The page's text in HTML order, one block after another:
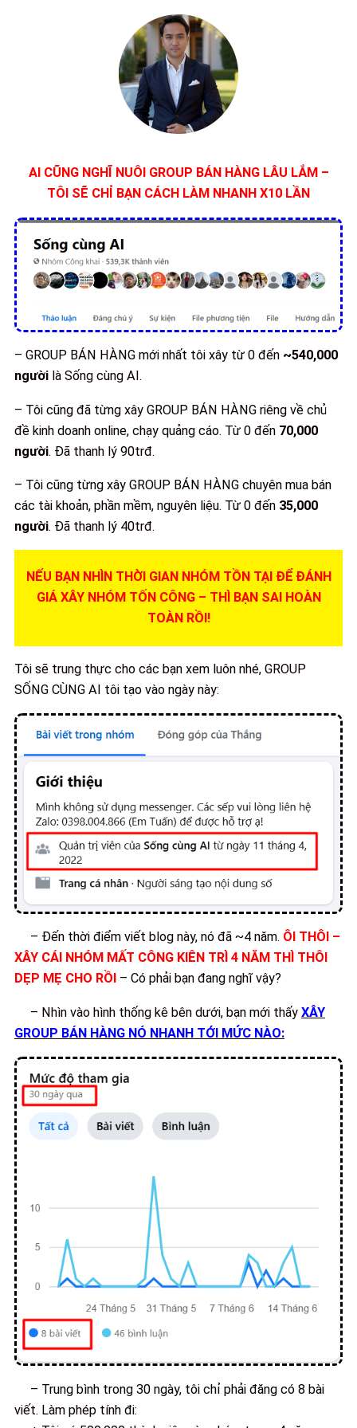
AI CŨNG NGHĨ NUÔI GROUP BÁN HÀNG LÂU LẮM –
TÔI SẼ CHỈ BẠN CÁCH LÀM NHANH X10 LẦN
– GROUP BÁN HÀNG mới nhất tôi xây từ 0 đến ~540,000
người là Sống cùng AI.
– Tôi cũng đã từng xây GROUP BÁN HÀNG riêng về chủ
đề kinh doanh online, chạy quảng cáo. Từ 0 đến 70,000
người. Đã thanh lý 90trđ.
– Tôi cũng từng xây GROUP BÁN HÀNG chuyên mua bán
các tài khoản, phần mềm, nguyên liệu. Từ 0 đến 35,000
người. Đã thanh lý 40trđ.
NẾU BẠN NHÌN THỜI GIAN NHÓM TỒN TẠI ĐỂ ĐÁNH
GIÁ XÂY NHÓM TỐN CÔNG – THÌ BẠN SAI HOÀN
TOÀN RỒI!
Tôi sẽ trung thực cho các bạn xem luôn nhé, GROUP
SỐNG CÙNG AI tôi tạo vào ngày này:
– Đến thời điểm viết blog này, nó đã ~4 năm. ÔI THÔI –
XÂY CÁI NHÓM MẤT CÔNG KIÊN TRÌ 4 NĂM THÌ THÔI
DẸP MẸ CHO RỒI – Có phải bạn đang nghĩ vậy?
– Nhìn vào hình thống kê bên dưới, bạn mới thấy XÂY
GROUP BÁN HÀNG NÓ NHANH TỚI MỨC NÀO:
– Trung bình trong 30 ngày, tôi chỉ phải đăng có 8 bài
viết. Làm phép tính đi: